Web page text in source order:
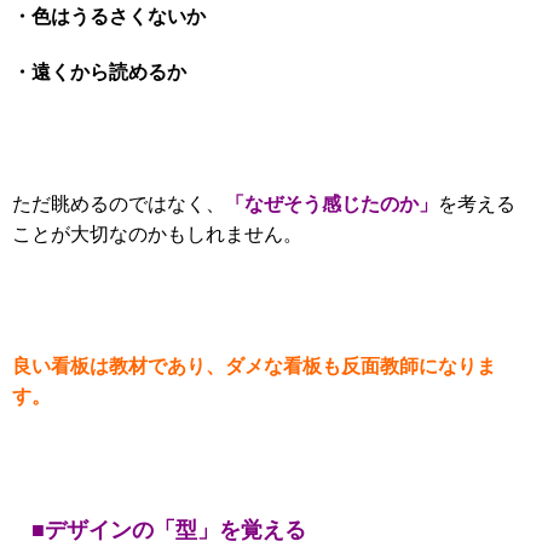
・色はうるさくないか
・遠くから読めるか
ただ眺めるのではなく、 「なぜそう感じたのか」 を考える
ことが大切なのかもしれません。
良い看板は教材であり、ダメな看板も反面教師になりま
す。
■デザインの「型」を覚える